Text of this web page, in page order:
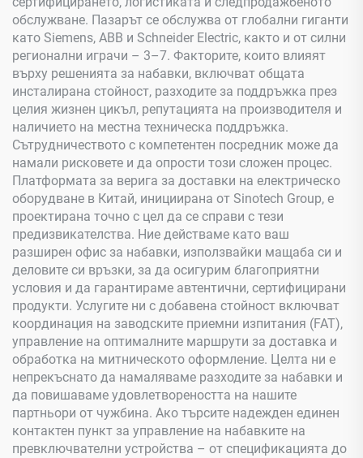
обслужване. Пазарът се обслужва от глобални гиганти
като Siemens, ABB и Schneider Electric, както и от силни
регионални играчи – 3–7. Факторите, които влияят
върху решенията за набавки, включват общата
инсталирана стойност, разходите за поддръжка през
целия жизнен цикъл, репутацията на производителя и
наличието на местна техническа поддръжка.
Сътрудничеството с компетентен посредник може да
намали рисковете и да опрости този сложен процес.
Платформата за верига за доставки на електрическо
оборудване в Китай, инициирана от Sinotech Group, е
проектирана точно с цел да се справи с тези
предизвикателства. Ние действаме като ваш
разширен офис за набавки, използвайки мащаба си и
деловите си връзки, за да осигурим благоприятни
условия и да гарантираме автентични, сертифицирани
продукти. Услугите ни с добавена стойност включват
координация на заводските приемни изпитания (FAT),
управление на оптималните маршрути за доставка и
обработка на митническото оформление. Целта ни е
непрекъснато да намаляваме разходите за набавки и
да повишаваме удовлетвореността на нашите
партньори от чужбина. Ако търсите надежден единен
контактен пункт за управление на набавките на
превключвателни устройства – от спецификацията до